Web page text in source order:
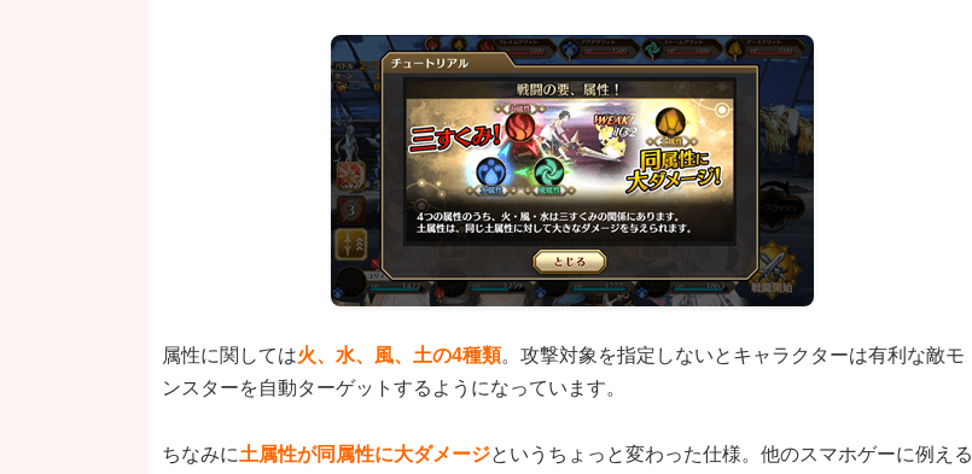
属性に関しては火、水、風、土の4種類。攻撃対象を指定しないとキャラクターは有利な敵モ
ンスターを自動ターゲットするようになっています。
ちなみに土属性が同属性に大ダメージというちょっと変わった仕様。他のスマホゲーに例える